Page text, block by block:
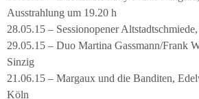
Ausstrahlung um 19.20 h
28.05.15 – Sessionopener
29.05.15 – Duo Martina Gassmann/Frank
Sinzig
21.06.15 – Margaux und die Banditen,
Köln